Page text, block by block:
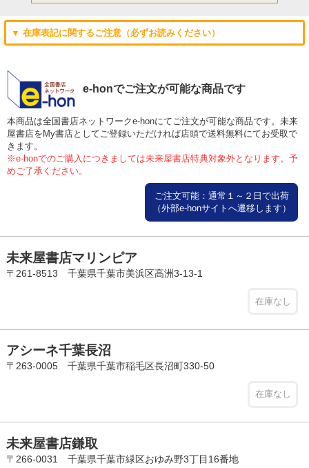
▼ 在庫表記に関するご注意（必ずお読みください）
e-honでご注文が可能な商品です
本商品は全国書店ネットワークe-honにてご注文が可能な商品です。未来
屋書店をMy書店としてご登録いただければ店頭で送料無料にてお受取で
きます。
※e-honでのご購入につきましては未来屋書店特典対象外となります。予
めご了承ください。
ご注文可能：通常１～２日で出荷
（外部e-honサイトへ遷移します）
未来屋書店マリンピア
〒261-8513 千葉県千葉市美浜区高洲3-13-1
在庫なし
アシーネ千葉長沼
〒263-0005 千葉県千葉市稲毛区長沼町330-50
在庫なし
未来屋書店鎌取
〒266-0031 千葉県千葉市緑区おゆみ野3丁目16番地